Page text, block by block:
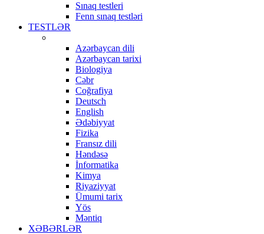
Sınaq testleri
Fenn sınaq testləri
TESTLƏR
Azərbaycan dili
Azərbaycan tarixi
Biologiya
Cəbr
Coğrafiya
Deutsch
English
Ədəbiyyat
Fizika
Fransız dili
Həndəsə
İnformatika
Kimya
Riyaziyyat
Ümumi tarix
Yös
Məntiq
XƏBƏRLƏR